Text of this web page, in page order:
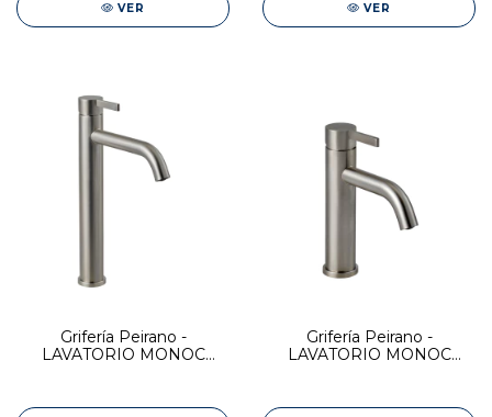
VER VER
Grifería Peirano -
LAVATORIO MONOC
Grifería Peirano -
LAVATORIO MONOC